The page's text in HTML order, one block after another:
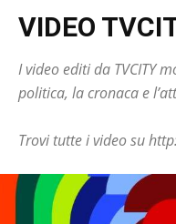
VIDEO
I video editi da TVCITY
politica, la cronaca e
Trovi tutte i video su